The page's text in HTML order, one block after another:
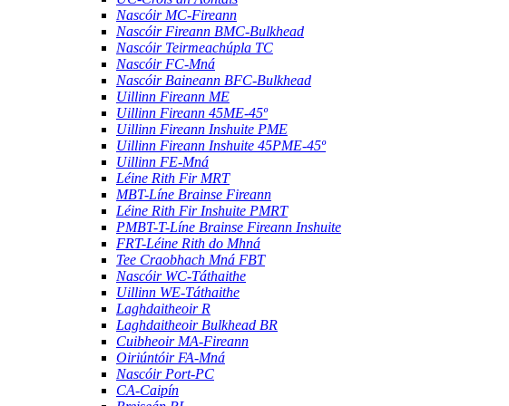
Nascóir MC-Fireann
Nascóir Fireann BMC-Bulkhead
Nascóir Teirmeachúpla TC
Nascóir FC-Mná
Nascóir Baineann BFC-Bulkhead
Uillinn Fireann ME
Uillinn Fireann 45ME-45º
Uillinn Fireann Inshuite PME
Uillinn Fireann Inshuite 45PME-45º
Uillinn FE-Mná
Léine Rith Fir MRT
MBT-Líne Brainse Fireann
Léine Rith Fir Inshuite PMRT
PMBT-T-Líne Brainse Fireann Inshuite
FRT-Léine Rith do Mhná
Tee Craobhach Mná FBT
Nascóir WC-Táthaithe
Uillinn WE-Táthaithe
Laghdaitheoir R
Laghdaitheoir Bulkhead BR
Cuibheoir MA-Fireann
Oiriúntóir FA-Mná
Nascóir Port-PC
CA-Caipín